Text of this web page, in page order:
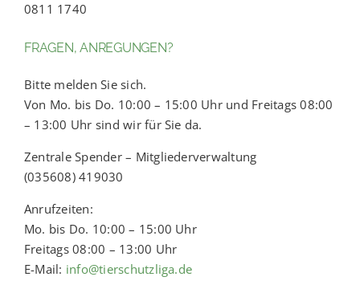
0811 1740
FRAGEN, ANREGUNGEN?
Bitte melden Sie sich.
Von Mo. bis Do. 10:00 – 15:00 Uhr und Freitags 08:00
– 13:00 Uhr sind wir für Sie da.
Zentrale Spender – Mitgliederverwaltung
(035608) 419030
Anrufzeiten:
Mo. bis Do. 10:00 – 15:00 Uhr
Freitags 08:00 – 13:00 Uhr
E-Mail: info@tierschutzliga.de